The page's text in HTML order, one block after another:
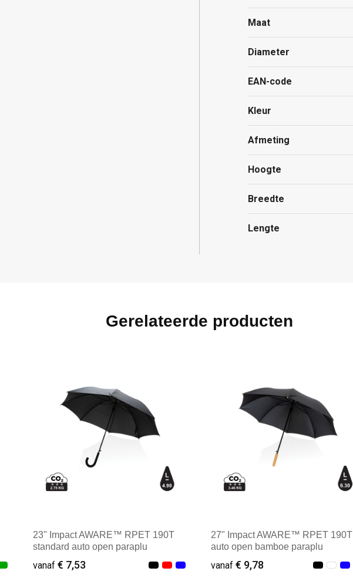
Maat
Diameter
EAN-code
Kleur
Afmeting
Hoogte
Breedte
Lengte
Gerelateerde producten
23" Impact AWARE™ RPET 190T
standard auto open paraplu
vanaf€ 7,53
27" Impact AWARE™ RPET 190T
auto open bamboe paraplu
vanaf € 9,78